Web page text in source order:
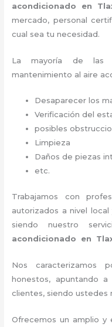
acondicionado en
mercado, personal
cual sea tu necesidad.
La mayoría de las
mantenimiento al aire
Desaparecer los
Verificación del
posibles
Limpieza
Daños de piezas
etc.
Trabajamos con
autorizados a nivel
siendo nuestro
acondicionado en
Nos caracterizamos
honestos, apuntando
clientes, siendo
Ofrecemos un amplio